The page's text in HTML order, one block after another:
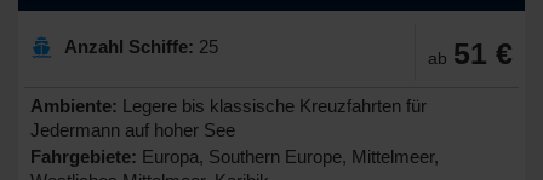
Anzahl Schiffe: 25
ab 51 €
Ambiente: Legere bis klassische Kreuzfahrten für
Jedermann auf hoher See
Fahrgebiete: Europa, Southern Europe, Mittelmeer,